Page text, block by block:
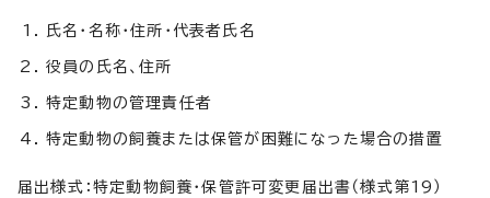
氏名・名称・住所・代表者氏名
役員の氏名、住所
特定動物の管理責任者
特定動物の飼養または保管が困難になった場合の措置
届出様式：特定動物飼養・保管許可変更届出書（様式第19）